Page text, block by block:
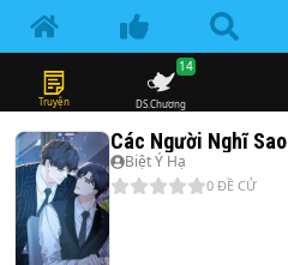
Truyện DS.Chương
14
Các Người Nghĩ Sao
Biệt Ý Hạ
0 ĐỀ CỬ